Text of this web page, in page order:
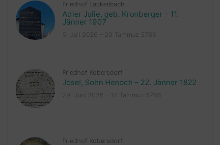
Friedhof Lackenbach
Adler Julie, geb. Kronberger – 11.
Jänner 1907
Friedhof Kobersdorf
Josel, Sohn Henoch – 22. Jänner 1822
Friedhof Kobersdorf